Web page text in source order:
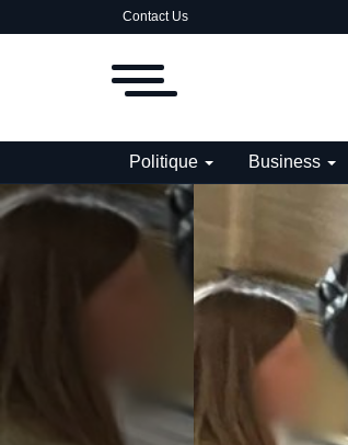
Contact Us
Politique Business